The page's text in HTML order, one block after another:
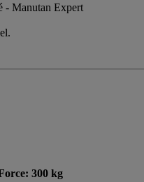
- Manutan Expert
300 kg